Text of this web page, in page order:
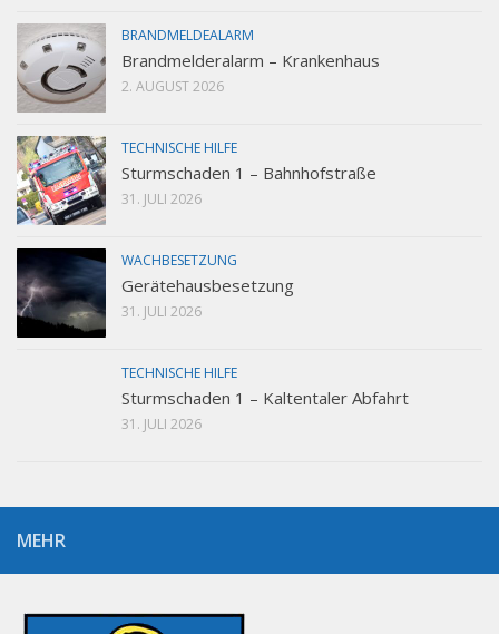
BRANDMELDEALARM
Brandmelderalarm – Krankenhaus
2. AUGUST 2026
TECHNISCHE HILFE
Sturmschaden 1 – Bahnhofstraße
31. JULI 2026
WACHBESETZUNG
Gerätehausbesetzung
31. JULI 2026
TECHNISCHE HILFE
Sturmschaden 1 – Kaltentaler Abfahrt
31. JULI 2026
MEHR